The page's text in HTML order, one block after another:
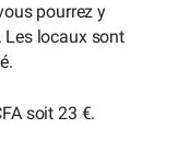
pourrez y
locaux sont
soit 23 €.